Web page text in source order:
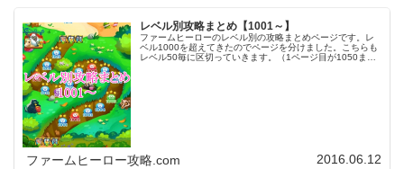
レベル別攻略まとめ【1001～】
ファームヒーローのレベル別の攻略まとめページです。レ
ベル1000を超えてきたのでページを分けました。こちらも
レベル50毎に区切っていきます。（1ページ目が1050ま
ファームヒーロー攻略.com 2016.06.12